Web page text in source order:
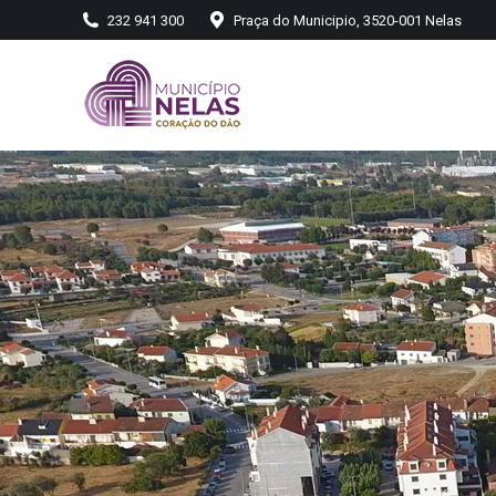
232 941 300 Praça do Municipio, 3520-001 Nelas